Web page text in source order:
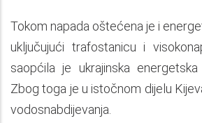
Tokom napada oštećena je i
uključujući trafostanicu i
saopćila je ukrajinska energetska
Zbog toga je u istočnom dijelu
vodosnabdijevanja.